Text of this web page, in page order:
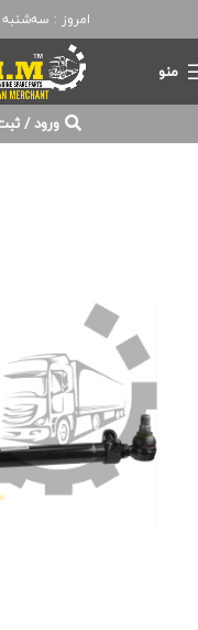
امروز : سه‌شنبه / 20 مرداد / 1405 / ساعت
منو
ورود /